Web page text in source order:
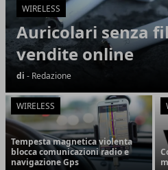
WIRELESS
Auricolari senza
vendite online
di - Redazione
WIRELESS
Tempesta magnetica violenta
blocca comunicazioni radio e
navigazione Gps